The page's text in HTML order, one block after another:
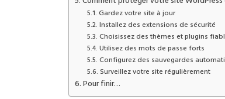
Gardez votre site à jour
Installez des extensions de sécurité
Choisissez des thèmes et plugins
Utilisez des mots de passe forts
Configurez des sauvegardes
Surveillez votre site régulièrement
Pour finir…